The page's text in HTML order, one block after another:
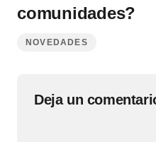
comunidades?
NOVEDADES
Deja un